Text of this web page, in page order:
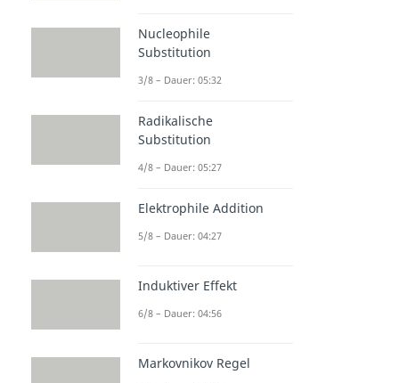
Nucleophile
Substitution
3/8 – Dauer: 05:32
Radikalische
Substitution
4/8 – Dauer: 05:27
Elektrophile Addition
5/8 – Dauer: 04:27
Induktiver Effekt
6/8 – Dauer: 04:56
Markovnikov Regel